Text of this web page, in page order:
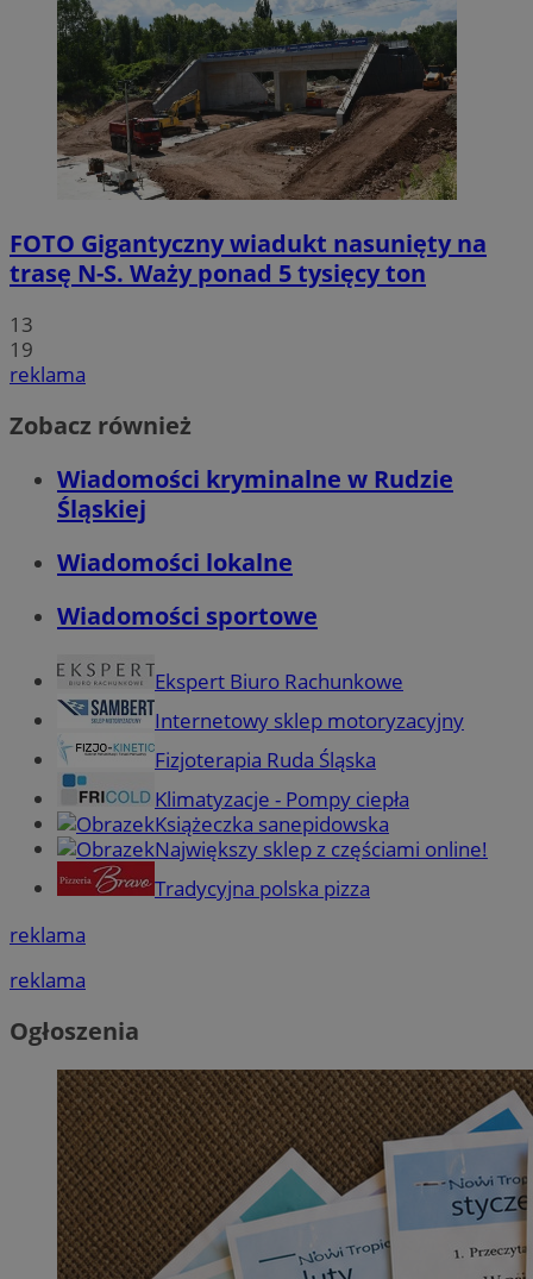
FOTO Gigantyczny wiadukt nasunięty na
trasę N-S. Waży ponad 5 tysięcy ton
13
19
reklama
Zobacz również
Wiadomości kryminalne w Rudzie
Śląskiej
Wiadomości lokalne
Wiadomości sportowe
Ekspert Biuro Rachunkowe
Internetowy sklep motoryzacyjny
Fizjoterapia Ruda Śląska
Klimatyzacje - Pompy ciepła
Książeczka sanepidowska
Największy sklep z częściami online!
Tradycyjna polska pizza
reklama
reklama
Ogłoszenia